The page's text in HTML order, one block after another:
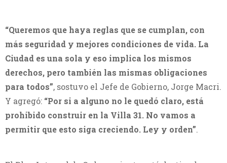
“Queremos que haya reglas que se cumplan, con
más seguridad y mejores condiciones de vida. La
Ciudad es una sola y eso implica los mismos
derechos, pero también las mismas obligaciones
para todos”, sostuvo el Jefe de Gobierno, Jorge Macri.
Y agregó: “Por si a alguno no le quedó claro, está
prohibido construir en la Villa 31. No vamos a
permitir que esto siga creciendo. Ley y orden”.